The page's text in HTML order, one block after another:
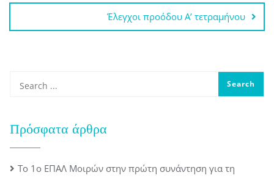
Έλεγχοι προόδου Α’ τετραμήνου
Πρόσφατα άρθρα
Το 1ο ΕΠΑΛ Μοιρών στην πρώτη συνάντηση για τη